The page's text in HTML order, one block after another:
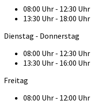
08:00 Uhr - 12:30 Uhr
13:30 Uhr - 18:00 Uhr
Dienstag - Donnerstag
08:00 Uhr - 12:30 Uhr
13:30 Uhr - 16:00 Uhr
Freitag
08:00 Uhr - 12:00 Uhr